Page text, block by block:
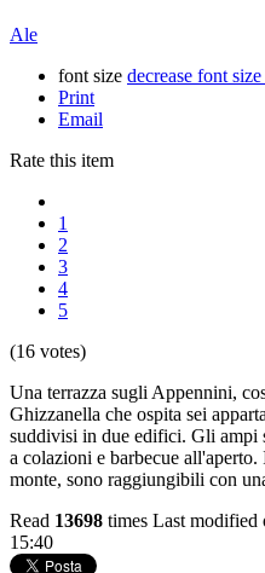
Ale
font size decrease font size
Print
Email
Rate this item
1
2
3
4
5
(16 votes)
Una terrazza sugli Appennini,
Ghizzanella che ospita sei
suddivisi in due edifici. Gli ampi
a colazioni e barbecue
monte, sono raggiungibili con
Read 13698 times Last modified
15:40